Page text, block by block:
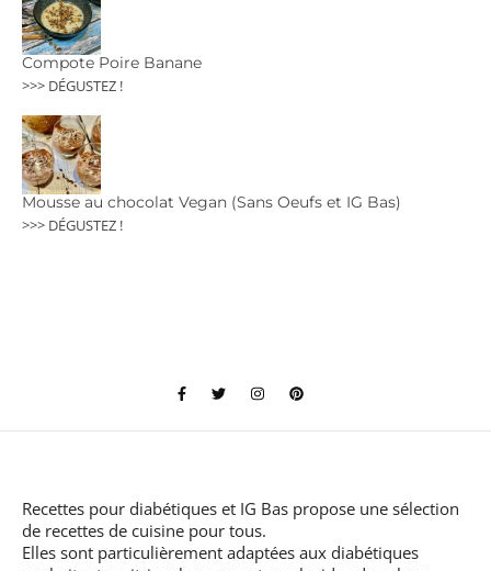
Compote Poire Banane
>>> DÉGUSTEZ !
Mousse au chocolat Vegan (Sans Oeufs et IG Bas)
>>> DÉGUSTEZ !
Recettes pour diabétiques et IG Bas propose une sélection
de recettes de cuisine pour tous.
Elles sont particulièrement adaptées aux diabétiques